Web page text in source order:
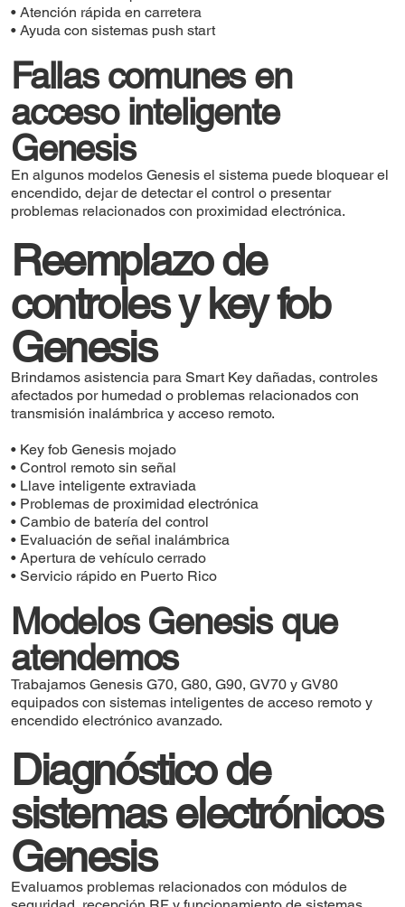
• Atención rápida en carretera
• Ayuda con sistemas push start
Fallas comunes en
acceso inteligente
Genesis
En algunos modelos Genesis el sistema puede bloquear el
encendido, dejar de detectar el control o presentar
problemas relacionados con proximidad electrónica.
Reemplazo de
controles y key fob
Genesis
Brindamos asistencia para Smart Key dañadas, controles
afectados por humedad o problemas relacionados con
transmisión inalámbrica y acceso remoto.
• Key fob Genesis mojado
• Control remoto sin señal
• Llave inteligente extraviada
• Problemas de proximidad electrónica
• Cambio de batería del control
• Evaluación de señal inalámbrica
• Apertura de vehículo cerrado
• Servicio rápido en Puerto Rico
Modelos Genesis que
atendemos
Trabajamos Genesis G70, G80, G90, GV70 y GV80
equipados con sistemas inteligentes de acceso remoto y
encendido electrónico avanzado.
Diagnóstico de
sistemas electrónicos
Genesis
Evaluamos problemas relacionados con módulos de